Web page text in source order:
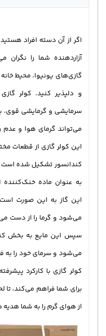
اگر از آن دسته افراد
آزاردهنده شما را نگران
گازی‌های یونیوا، محیط
سرمایشی و گرمایشی قوی،
می‌تواند گرمای هوا و عدم
این کولر گازی از قطعات
به عنوان ماده خنک‌کننده
این گاز به این صورت
می‌شود و گرما را از دست
سپس این مایع به بخش
می‌شود و سرمای خود را به
کولر گازی با کارکرد
برای شما فراهم می‌کند، تا
از هوای گرم را به شما